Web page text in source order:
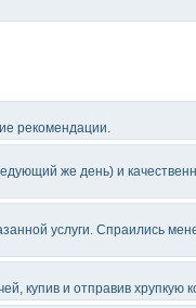
рекомендации.
же день) и
услуги. Спраились
купив и отправив хрупкую